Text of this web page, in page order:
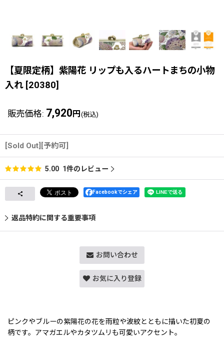
【夏限定柄】紫陽花 リップも入るハートまちの小物
入れ [20380]
販売価格: 7,920 円 (税込)
[Sold Out][予約可]
5.00 1件のレビュー
Facebookでシェア
返品特約に関する重要事項
お問い合わせ
お気に入り登録
ピンクやブルーの紫陽花の花を雨粒や波紋とともに描いた初夏の
柄です。アマガエルやカタツムリも可愛いアクセント。